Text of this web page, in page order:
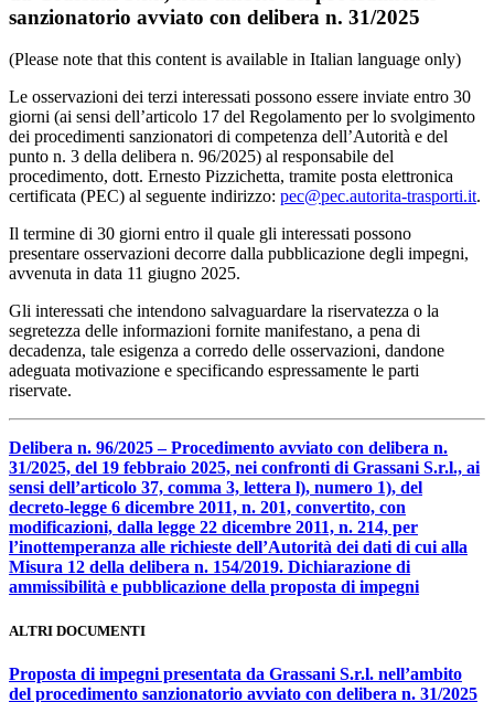
sanzionatorio avviato con delibera n. 31/2025
(Please note that this content is available in Italian language only)
Le osservazioni dei terzi interessati possono essere inviate entro 30
giorni (ai sensi dell’articolo 17 del Regolamento per lo svolgimento
dei procedimenti sanzionatori di competenza dell’Autorità e del
punto n. 3 della delibera n. 96/2025) al responsabile del
procedimento, dott. Ernesto Pizzichetta, tramite posta elettronica
certificata (PEC) al seguente indirizzo: pec@pec.autorita-trasporti.it.
Il termine di 30 giorni entro il quale gli interessati possono
presentare osservazioni decorre dalla pubblicazione degli impegni,
avvenuta in data 11 giugno 2025.
Gli interessati che intendono salvaguardare la riservatezza o la
segretezza delle informazioni fornite manifestano, a pena di
decadenza, tale esigenza a corredo delle osservazioni, dandone
adeguata motivazione e specificando espressamente le parti
riservate.
Delibera n. 96/2025 – Procedimento avviato con delibera n.
31/2025, del 19 febbraio 2025, nei confronti di Grassani S.r.l., ai
sensi dell’articolo 37, comma 3, lettera l), numero 1), del
decreto-legge 6 dicembre 2011, n. 201, convertito, con
modificazioni, dalla legge 22 dicembre 2011, n. 214, per
l’inottemperanza alle richieste dell’Autorità dei dati di cui alla
Misura 12 della delibera n. 154/2019. Dichiarazione di
ammissibilità e pubblicazione della proposta di impegni
ALTRI DOCUMENTI
Proposta di impegni presentata da Grassani S.r.l. nell’ambito
del procedimento sanzionatorio avviato con delibera n. 31/2025